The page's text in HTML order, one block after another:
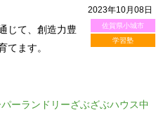
2023年10月08日
佐賀県小城市
学習塾
じて、創造力豊
てます。
ーランドリーざぶざぶハウス中